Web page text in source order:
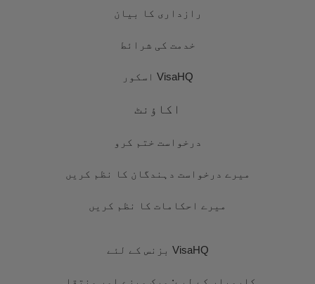
رازداری کا بیان
خدمت کی شرائط
VisaHQ اسکور
اکاؤنٹ
درخواست ختم کرو
میرے درخواست دہندگان کا نظم کریں
میرے احکامات کا نظم کریں
VisaHQ بزنس کے لئے
کاروبار کے لیے: ورک ویزے اور منتقلی